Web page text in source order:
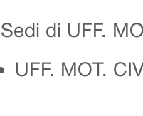
Sedi di UFF.
UFF. MOT.